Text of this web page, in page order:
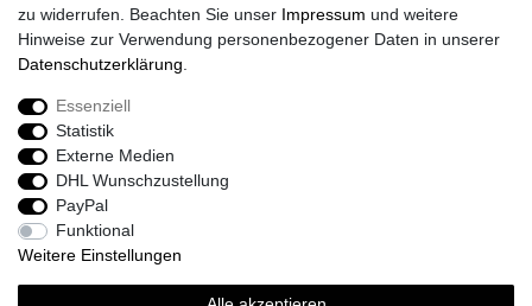
Zahlung und Versand
zu widerrufen. Beachten Sie unser Impressum und weitere
Hinweise zur Verwendung personenbezogener Daten in unserer
Daten­schutz­erklärung
Essenziell
Statistik
Externe Medien
DHL Wunschzustellung
PayPal
Funktional
Weitere Einstellungen